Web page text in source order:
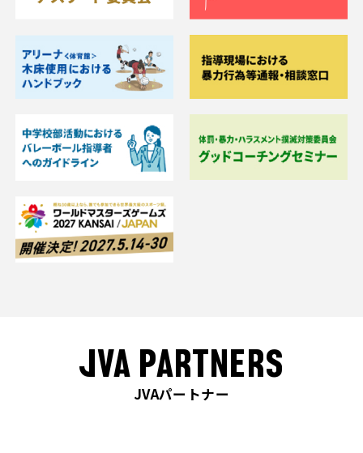
JVA PARTNERS
JVAパートナー